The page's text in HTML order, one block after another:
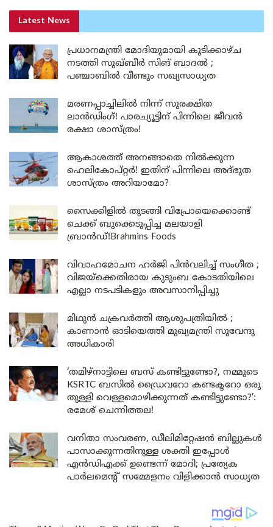
Latest News
പ്രധാനമന്ത്രി മോദിയുമായി കൂടിക്കാഴ്ച
നടത്തി സുഖ്ബീർ സിങ് ബാദൽ ;
പഞ്ചാബിൽ വീണ്ടും സഖ്യസാധ്യത
മരണപ്പാച്ചിലിൽ നിന്ന് സുരക്ഷിത
ലാൻഡിംഗ്! പാരച്യൂട്ടിന് പിന്നിലെ ജീവൻ
രക്ഷാ ശാസ്ത്രം!
ആകാശത്ത് അനങ്ങാതെ നില്‍ക്കുന്ന
ഹെലികോപ്റ്റര്‍! ഇതിന് പിന്നിലെ അദ്ഭുത
ശാസ്ത്രം അറിയാമോ?
സൈക്കിളിൽ തുടങ്ങി വിപ്രോയെക്കൊണ്ട്
ചെക്ക് ബുക്കെടുപ്പിച്ച മലയാളി
ബ്രാൻഡ്!Brahmins Foods
വിവാഹമോചന ഹർജി പിൻവലിച്ച് സംഗീത ;
വിജയ്ക്കെതിരായ കുടുംബ കോടതിയിലെ
എല്ലാ നടപടികളും അവസാനിപ്പിച്ചു
മിഥുൻ ചക്രവർത്തി ആശുപത്രിയിൽ ;
കാണാൻ ഓടിയെത്തി മുഖ്യമന്ത്രി സുവേന്ദു
അധികാരി
‘തമിഴ്‌നാട്ടിലെ ബസ് കണ്ടിട്ടുണ്ടോ?, നമ്മുടെ
KSRTC ബസിൽ ഡ്രൈവറോ കണ്ടക്ടറോ ഒരു
തുള്ളി വെള്ളമൊഴിക്കുന്നത് കണ്ടിട്ടുണ്ടോ?’:
രമേശ് ചെന്നിത്തല!
വനിതാ സംവരണ, ഡീലിമിറ്റേഷൻ ബില്ലുകൾ
പാസാക്കുന്നതിനുള്ള ശക്തി ഇപ്പോൾ
എൻഡിഎക്ക് ഉണ്ടെന്ന് മോദി; പ്രത്യേക
പാർലമെന്റ് സമ്മേളനം വിളിക്കാൻ സാധ്യത